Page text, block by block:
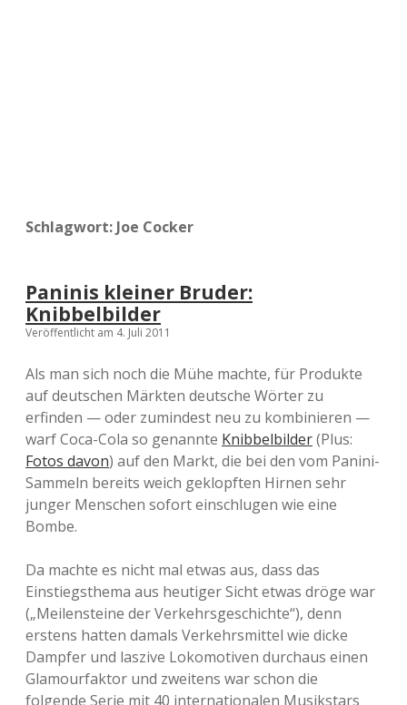
Schlagwort: Joe Cocker
Paninis kleiner Bruder:
Knibbelbilder
Veröffentlicht am 4. Juli 2011
Als man sich noch die Mühe machte, für Produkte
auf deutschen Märkten deutsche Wörter zu
erfinden — oder zumindest neu zu kombinieren —
warf Coca-Cola so genannte Knibbelbilder(Plus:
Fotos davon) auf den Markt, die bei den vom Panini-
Sammeln bereits weich geklopften Hirnen sehr
junger Menschen sofort einschlugen wie eine
Bombe.
Da machte es nicht mal etwas aus, dass das
Einstiegsthema aus heutiger Sicht etwas dröge war
(„Meilensteine der Verkehrsgeschichte“), denn
erstens hatten damals Verkehrsmittel wie dicke
Dampfer und laszive Lokomotiven durchaus einen
Glamourfaktor und zweitens war schon die
folgende Serie mit 40 internationalen Musikstars